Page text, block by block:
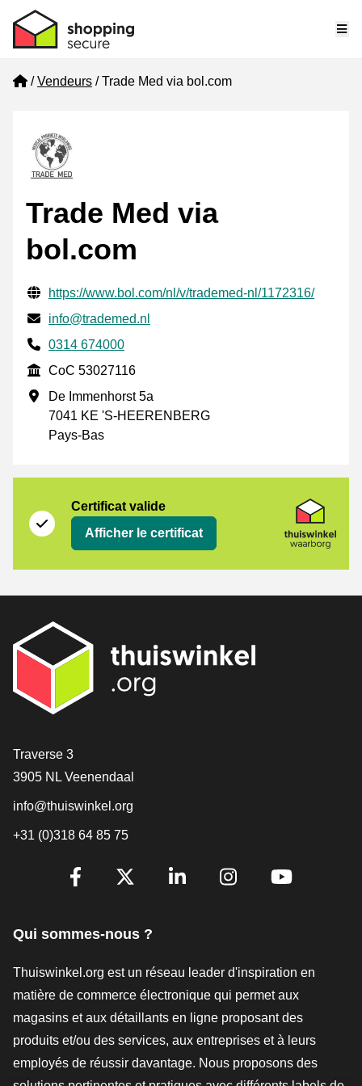
Home
Vendeurs Trade Med via bol.com
Trade Med via
bol.com
Informations de contact vérifiées
Website URL
https://www.bol.com/nl/v/trademed-nl/1172316/
E-mail
info@trademed.nl
Phone number
0314 674000
CoC
CoC 53027116
Adresse professionnelle
De Immenhorst 5a
7041 KE 'S-HEERENBERG
Pays-Bas
Certificat valide
Afficher le certificat
[_General:Contact]
Traverse 3
3905 NL Veenendaal
info@thuiswinkel.org
+31 (0)318 64 85 75
[_General:SocialMediaTitle]
Qui sommes-nous ?
Thuiswinkel.org est un réseau leader d'inspiration en
matière de commerce électronique qui permet aux
magasins et aux détaillants en ligne proposant des
produits et/ou des services, aux entreprises et à leurs
employés de réussir davantage. Nous proposons des